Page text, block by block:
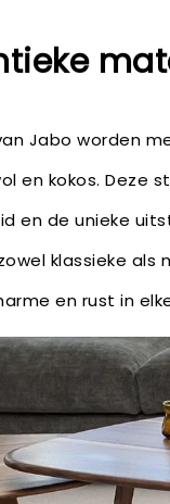
Jabo worden
en kokos. Deze
en de unieke
klassieke als
en rust in